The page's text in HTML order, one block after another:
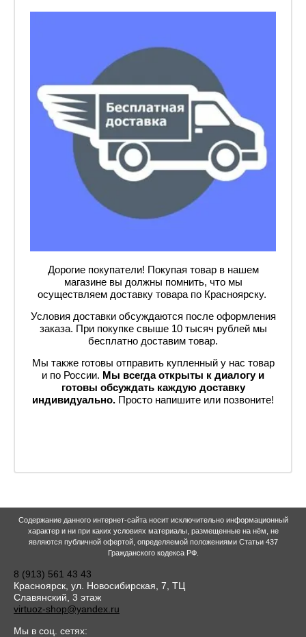
Дорогие покупатели! Покупая товар в нашем
магазине вы должны помнить, что мы
осуществляем доставку товара по Красноярску.
Условия доставки обсуждаются после оформления
заказа. При покупке свыше 10 тысяч рублей мы
бесплатно доставим товар.
Мы также готовы отправить купленный у нас товар
и по России. Мы всегда открыты к диалогу и
готовы обсуждать каждую доставку
индивидуально. Просто напишите или позвоните!
Содержание данного интернет-сайта носит исключительно информационный
характер и ни при каких условиях материалы, размещенные на нём, не
являются публичной офертой, определяемой положениями Статьи 437
Гражданского кодекса РФ.
8 (913) 561 43 43
Красноярск, ул. Новосибирская, 7, ТЦ
Славянский, 3 этаж
virtuoz-shop@yandex.ru
Мы в соц. сетях: